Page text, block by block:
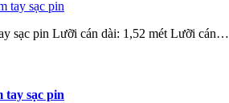
sạc pin Lưỡi cán dài: 1,52 mét Lưỡi cán…
tay sạc pin